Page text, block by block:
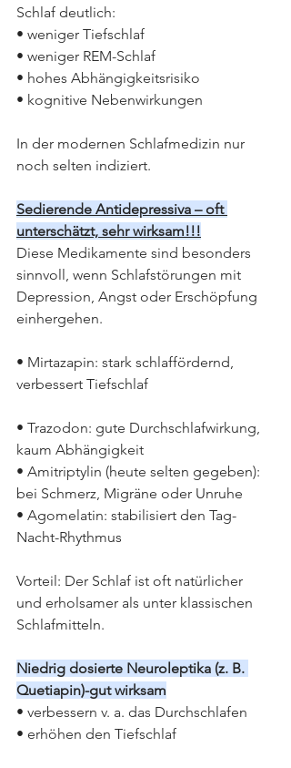
Schlaf deutlich:
• weniger Tiefschlaf
• weniger REM-Schlaf
• hohes Abhängigkeitsrisiko
• kognitive Nebenwirkungen
In der modernen Schlafmedizin nur
noch selten indiziert.
Sedierende Antidepressiva – oft
unterschätzt, sehr wirksam!!!
Diese Medikamente sind besonders
sinnvoll, wenn Schlafstörungen mit
Depression, Angst oder Erschöpfung
einhergehen.
• Mirtazapin: stark schlaffördernd,
verbessert Tiefschlaf
• Trazodon: gute Durchschlafwirkung,
kaum Abhängigkeit
• Amitriptylin (heute selten gegeben):
bei Schmerz, Migräne oder Unruhe
• Agomelatin: stabilisiert den Tag-
Nacht-Rhythmus
Vorteil: Der Schlaf ist oft natürlicher
und erholsamer als unter klassischen
Schlafmitteln.
Niedrig dosierte Neuroleptika (z. B.
Quetiapin)-gut wirksam
• verbessern v. a. das Durchschlafen
• erhöhen den Tiefschlaf